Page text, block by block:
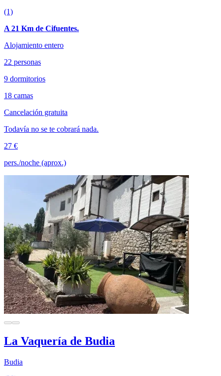
(1)
A 21 Km de Cifuentes.
Alojamiento entero
22 personas
9 dormitorios
18 camas
Cancelación gratuita
Todavía no se te cobrará nada.
27 €
pers./noche (aprox.)
La Vaquería de Budia
Budia